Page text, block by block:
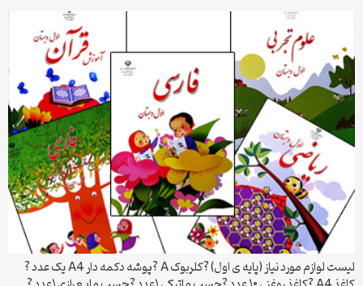
لیست لوازم مورد نیاز (پایه ی اول) ?کلربوک A ?پوشه دکمه دار A4 یک عدد ?